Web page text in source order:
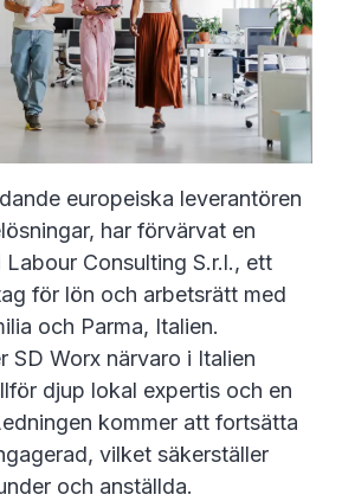
europeiska leverantören
har förvärvat en
Consulting S.r.l., ett
för lön och arbetsrätt med
och Parma, Italien.
SD Worx närvaro i Italien
djup lokal expertis och en
kommer att fortsätta
vilket säkerställer
och anställda.